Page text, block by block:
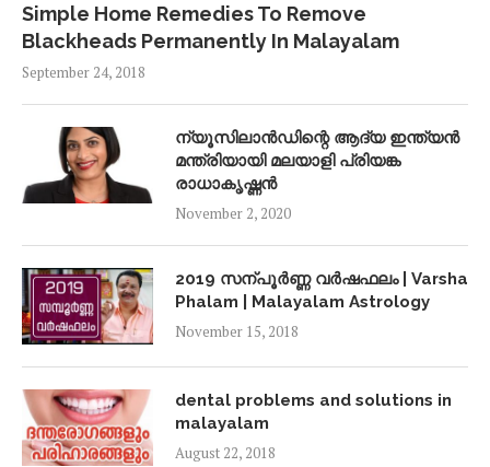
Simple Home Remedies To Remove
Blackheads Permanently In Malayalam
September 24, 2018
ന്യൂസിലാൻഡിന്റെ ആദ്യ ഇന്ത്യൻ
മന്ത്രിയായി മലയാളി പ്രിയങ്ക
രാധാകൃഷ്ണൻ
November 2, 2020
2019 സന്പൂർണ്ണ വർഷഫലം | Varsha
Phalam | Malayalam Astrology
November 15, 2018
dental problems and solutions in
malayalam
August 22, 2018